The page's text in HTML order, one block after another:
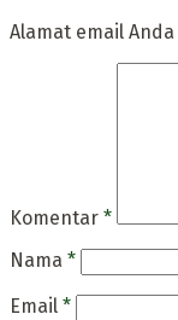
Alamat email
Komentar *
Nama *
Email *